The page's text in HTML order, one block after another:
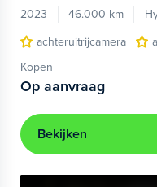
2023
46.000 km
achteruitrijcamera
Kopen
Op aanvraag
Bekijken